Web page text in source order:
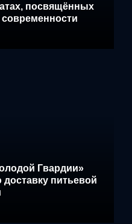
посвящённых
Гвардии»
питьевой